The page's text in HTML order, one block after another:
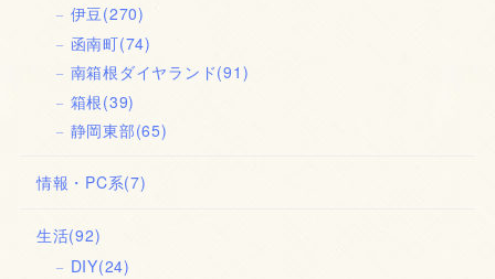
伊豆(270)
函南町(74)
南箱根ダイヤランド(91)
箱根(39)
静岡東部(65)
情報・PC系(7)
生活(92)
DIY(24)